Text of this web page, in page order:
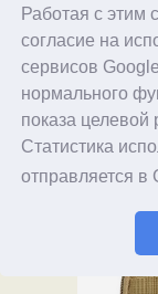
Работая с этим
согласие на
сервисов
нормального
показа
Статистика
отправляется в
19.05.25
И нет
Ну да,
Не